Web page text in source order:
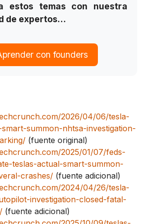
estos temas con nuestra
de expertos…
con founders
2026/04/06/tesla-
summon-nhtsa-investigation-
(fuente original)
2025/01/07/feds-
teslas-actual-smart-summon-
crashes/ (fuente adicional)
2024/04/26/tesla-
investigation-closed-fatal-
(fuente adicional)